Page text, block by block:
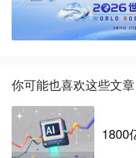
你可能也喜欢这些文章
1800